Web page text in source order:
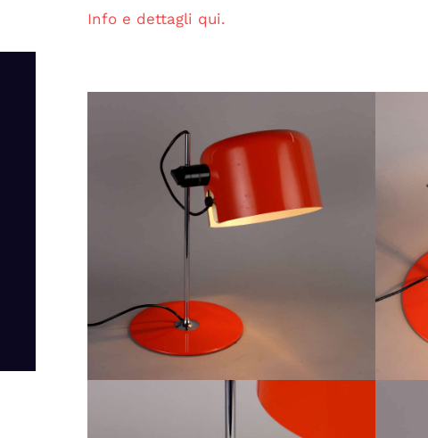
Info e dettagli qui.